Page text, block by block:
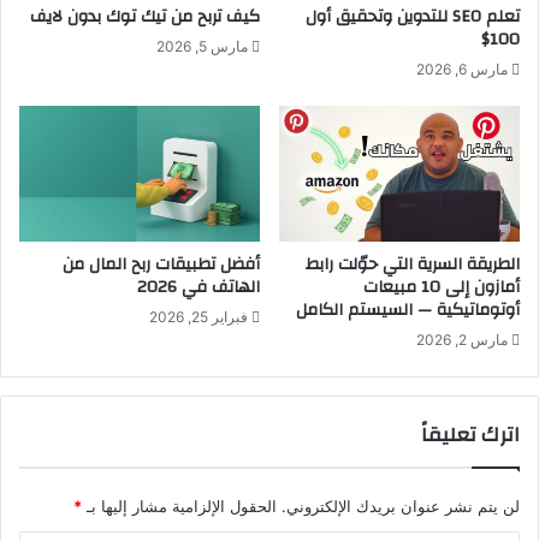
تعلم SEO للتدوين وتحقيق أول
100$
مارس 6, 2026
كيف تربح من تيك توك بدون لايف
مارس 5, 2026
الطريقة السرية التي حوّلت رابط
أمازون إلى 10 مبيعات
أوتوماتيكية — السيستم الكامل
مارس 2, 2026
أفضل تطبيقات ربح المال من
الهاتف في 2026
فبراير 25, 2026
اترك تعليقاً
لن يتم نشر عنوان بريدك الإلكتروني. الحقول الإلزامية مشار إليها بـ*